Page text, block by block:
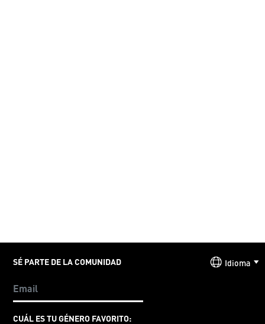
SÉ PARTE DE LA COMUNIDAD
CUÁL ES TU GÉNERO FAVORITO:
Idioma